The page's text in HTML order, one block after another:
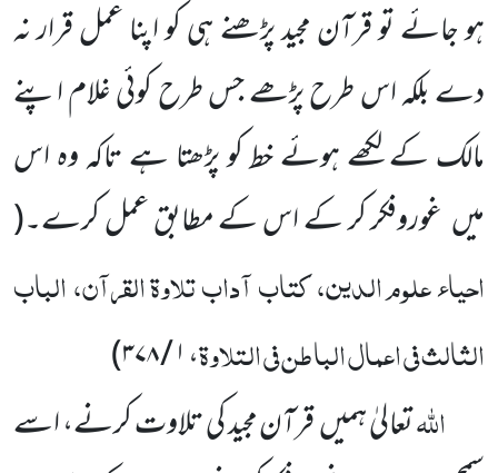
ہو جائے تو قرآن مجید پڑھنے ہی کو اپنا عمل قرار نہ
دے بلکہ اس طرح پڑھے جس طرح کوئی غلام اپنے
مالک کے لکھے ہوئے خط کو پڑھتا ہے تاکہ وہ اس
میں غوروفکر کر کے اس کے مطابق عمل کرے۔(
احیاء علوم الدین، کتاب آداب تلاوۃ القرآن، الباب
الثالث فی اعمال الباطن فی التلاوۃ، ۱ / ۳۷۸ )
اللہتعالیٰ ہمیںقرآن مجید کی تلاوت کرنے، اسے